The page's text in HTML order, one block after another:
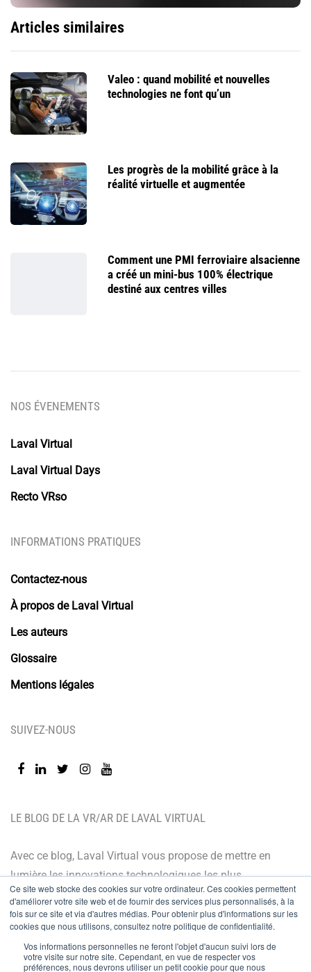
Ce site web stocke des cookies sur votre ordinateur. Ces cookies permettent
d'améliorer votre site web et de fournir des services plus personnalisés, à la
fois sur ce site et via d'autres médias. Pour obtenir plus d'informations sur les
cookies que nous utilisons, consultez notre politique de confidentialité.
Vos informations personnelles ne feront l'objet d'aucun suivi lors de
votre visite sur notre site. Cependant, en vue de respecter vos
préférences, nous devrons utiliser un petit cookie pour que nous
Articles similaires
Valeo : quand mobilité et nouvelles
technologies ne font qu’un
Les progrès de la mobilité grâce à la
réalité virtuelle et augmentée
Comment une PMI ferroviaire alsacienne
a créé un mini-bus 100% électrique
destiné aux centres villes
LE BLOG DE LA VR/AR DE LAVAL VIRTUAL
Avec ce blog, Laval Virtual vous propose de mettre en
lumière les innovations technologiques les plus
récentes et les dernières tendances. Orienté BtoB, le
blog de Laval Virtual s’adresse à tous ceux qui désirent
mieux comprendre et mieux maîtriser les technologies
immersives, les intégrer à leur chaîne de valeur ou
NOS ÉVENEMENTS
Laval Virtual
Laval Virtual Days
Recto VRso
INFORMATIONS PRATIQUES
Contactez-nous
À propos de Laval Virtual
Les auteurs
Glossaire
Mentions légales
SUIVEZ-NOUS